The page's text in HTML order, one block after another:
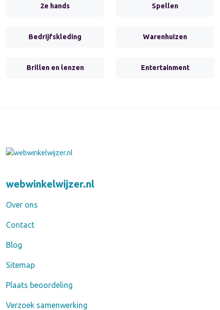
2e hands Spellen
Bedrijfskleding Warenhuizen
Brillen en lenzen Entertainment
webwinkelwijzer.nl
Over ons
Contact
Blog
Sitemap
Plaats beoordeling
Verzoek samenwerking